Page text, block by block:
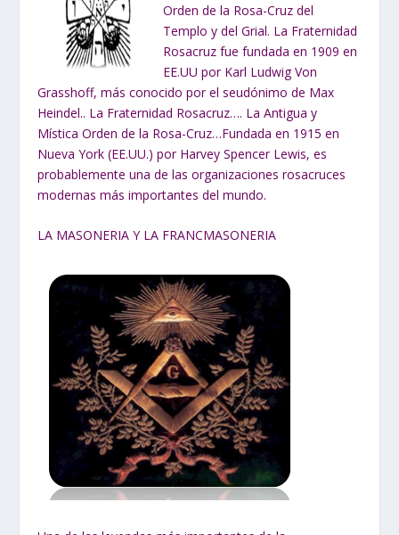
Orden de la Rosa-Cruz del
Templo y del Grial. La Fraternidad
Rosacruz fue fundada en 1909 en
EE.UU por Karl Ludwig Von
Grasshoff, más conocido por el seudónimo de Max
Heindel.. La Fraternidad Rosacruz…. La Antigua y
Mística Orden de la Rosa-Cruz…Fundada en 1915 en
Nueva York (EE.UU.) por Harvey Spencer Lewis, es
probablemente una de las organizaciones rosacruces
modernas más importantes del mundo.
LA MASONERIA Y LA FRANCMASONERIA